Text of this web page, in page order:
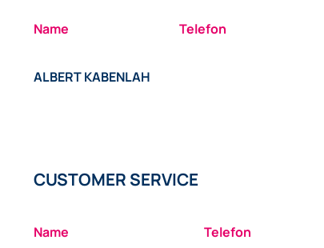
Name Telefon
ALBERT KABENLAH
CUSTOMER SERVICE
Name Telefon